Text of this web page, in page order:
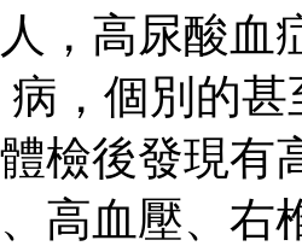
，高尿酸血
，個別的
檢後發現有
高血壓、右